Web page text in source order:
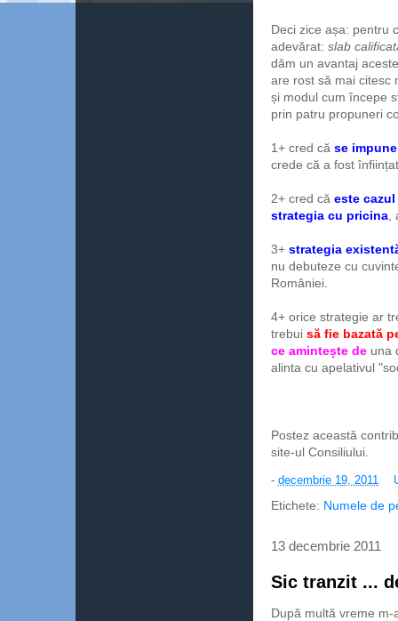
Deci zice așa: pentru
adevărat: slab
dăm un avantaj
are rost să mai citesc
și modul cum începe
prin patru propuneri
1+ cred că se
crede că a fost
2+ cred că este
strategia cu pricina
3+ strategia
nu debuteze cu
României.
4+ orice strategie ar
trebui să fie bazată
ce amintește de una
alinta cu apelativul
Postez această
site-ul Consiliului.
- decembrie 19, 2011
Etichete: Numele de
13 decembrie 2011
Sic tranzit ...
După multă vreme